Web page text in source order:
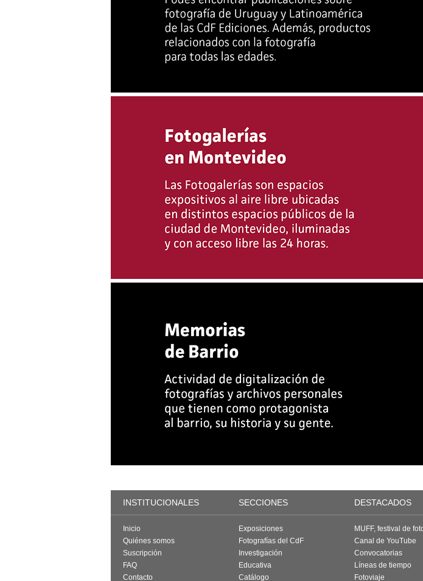
INSTITUCIONALES SECCIONES DESTACADOS
Inicio
Quiénes somos
Suscripción
FAQ
Contacto
Exposiciones
Fotografías del CdF
Investigación
Educativa
Catálogo
MUFF, festival de
Canal de YouTube
Convocatorias
Líneas de tiempo
Fotoviaje